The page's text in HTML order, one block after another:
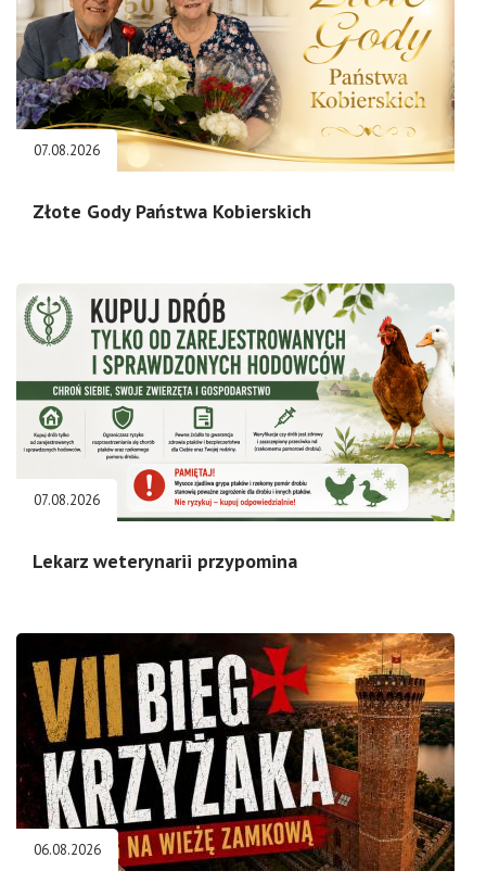
07.08.2026
Złote Gody Państwa Kobierskich
07.08.2026
Lekarz weterynarii przypomina
06.08.2026